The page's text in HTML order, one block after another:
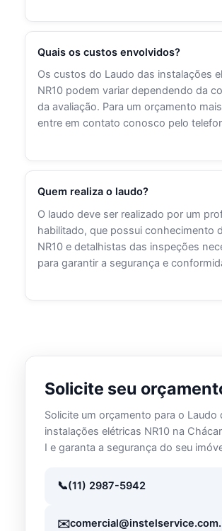
Quais os custos envolvidos?
Os custos do Laudo das instalações
NR10 podem variar dependendo da
da avaliação. Para um orçamento
entre em contato conosco pelo
Quem realiza o laudo?
O laudo deve ser realizado por um
habilitado, que possui conhecimento
NR10 e detalhistas das inspeções
para garantir a segurança e
Solicite seu
Solicite um orçamento para o Laudo
instalações elétricas NR10 na
I e garanta a segurança do seu
(11) 2987-5942